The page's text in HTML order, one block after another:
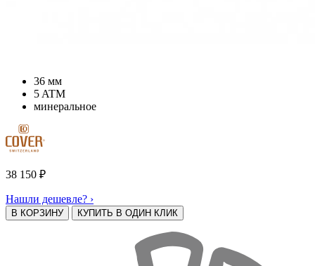
36 мм
5 ATM
минеральное
38 150 ₽
Нашли дешевле? ›
В КОРЗИНУ КУПИТЬ В ОДИН КЛИК